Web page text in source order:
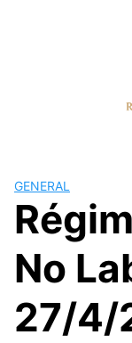
GENERAL
No
27/4/